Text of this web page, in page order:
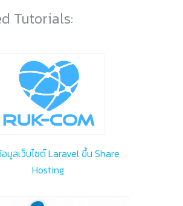
Tutorials:
มูลเว็บไซต์ Laravel ขึ้น Share
Hosting